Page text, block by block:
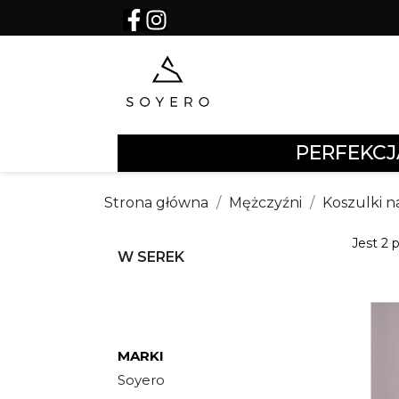
Strona główna Mężczyźni Koszulki
W SEREK
MARKI
Soyero
Jest 2